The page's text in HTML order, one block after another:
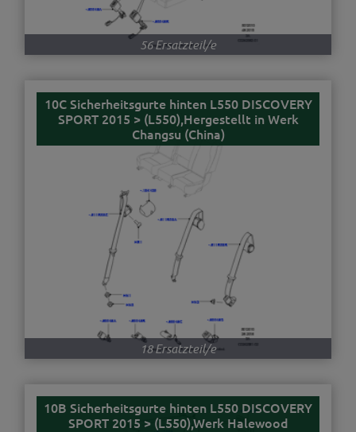
56 Ersatzteil/e
10C Sicherheitsgurte hinten L550 DISCOVERY
SPORT 2015 > (L550),Hergestellt in Werk
Changsu (China)
18 Ersatzteil/e
10B Sicherheitsgurte hinten L550 DISCOVERY
SPORT 2015 > (L550),Werk Halewood